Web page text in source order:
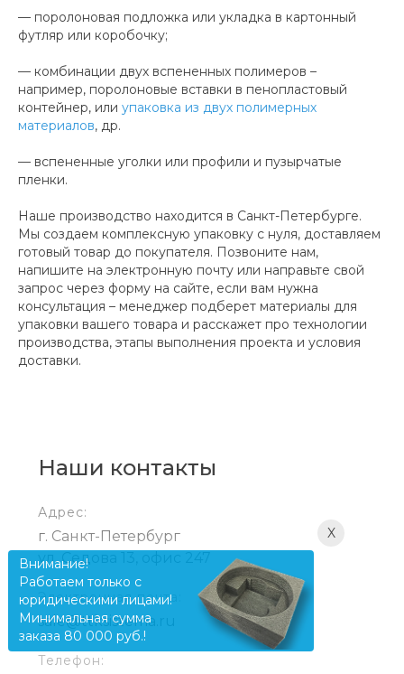
— поролоновая подложка или укладка в картонный
футляр или коробочку;
— комбинации двух вспененных полимеров –
например, поролоновые вставки в пенопластовый
контейнер, или упаковка из двух полимерных
материалов, др.
— вспененные уголки или профили и пузырчатые
пленки.
Наше производство находится в Санкт-Петербурге.
Мы создаем комплексную упаковку с нуля, доставляем
готовый товар до покупателя. Позвоните нам,
напишите на электронную почту или направьте свой
запрос через форму на сайте, если вам нужна
консультация – менеджер подберет материалы для
упаковки вашего товара и расскажет про технологии
производства, этапы выполнения проекта и условия
доставки.
Наши контакты
Адрес:
г. Санкт-Петербург
ул. Седова 13, офис 247
Электронная почта:
sale@ttksistema.ru
Телефон:
X
Внимание!
Работаем только с
юридическими лицами!
Минимальная сумма
заказа 80 000 руб.!